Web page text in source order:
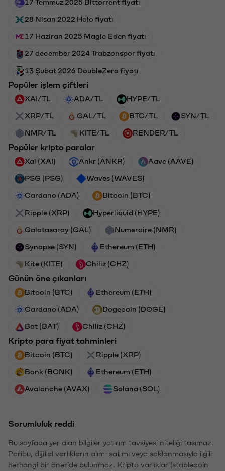
28 Nisan 2022 Holo fiyatı
17 Haziran 2025 Magic Eden fiyatı
27 december 2024 Trabzonspor fiyatı
13 Şubat 2026 DoubleZero fiyatı
Popüler işlem çiftleri
XAI/TL ADA/TL HYPE/TL
XRP/TL GAL/TL BTC/TL SYN/TL
NMR/TL KITE/TL RENDER/TL
Popüler kripto paralar
Xai (XAI) Ankr (ANKR) Aave (AAVE)
PSG (PSG) Waves (WAVES)
Cardano (ADA) Bitcoin (BTC)
Ripple (XRP) Hyperliquid (HYPE)
Galatasaray (GAL) Numeraire (NMR)
Synapse (SYN) Ethereum (ETH)
Kite (KITE) Chiliz (CHZ)
Günün öne çıkanları
Bitcoin (BTC) Ethereum (ETH)
Cardano (ADA) Dogecoin (DOGE)
Bat (BAT) Chiliz (CHZ)
Kripto para fiyat tahminleri
Bitcoin (BTC) Ripple (XRP)
Bonk (BONK) Ethereum (ETH)
Avalanche (AVAX) Solana (SOL)
Sorumluluk reddi
Bu sayfada yer alan bilgiler yatırım tavsiyesi niteliği taşımaz.
Paribu, dijital varlıkların alım-satımı veya saklanmasıyla ilgili
herhangi bir öneride bulunmaz. Kripto varlıklar (stablecoin